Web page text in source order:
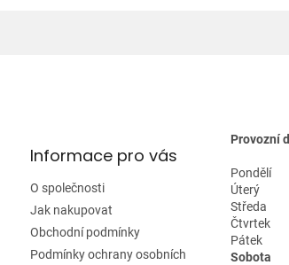
Informace pro vás
O společnosti
Jak nakupovat
Obchodní podmínky
Podmínky ochrany osobních
Provozní
Pondělí
Úterý
Středa
Čtvrtek
Pátek
Sobota